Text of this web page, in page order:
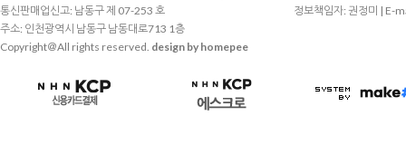
통신판매업신고: 남동구 제 07-253 호
주소: 인천광역시 남동구 남동대로713 1층
Copyright＠All rights reserved. design by homepee
정보책임자: 권정미 | E-